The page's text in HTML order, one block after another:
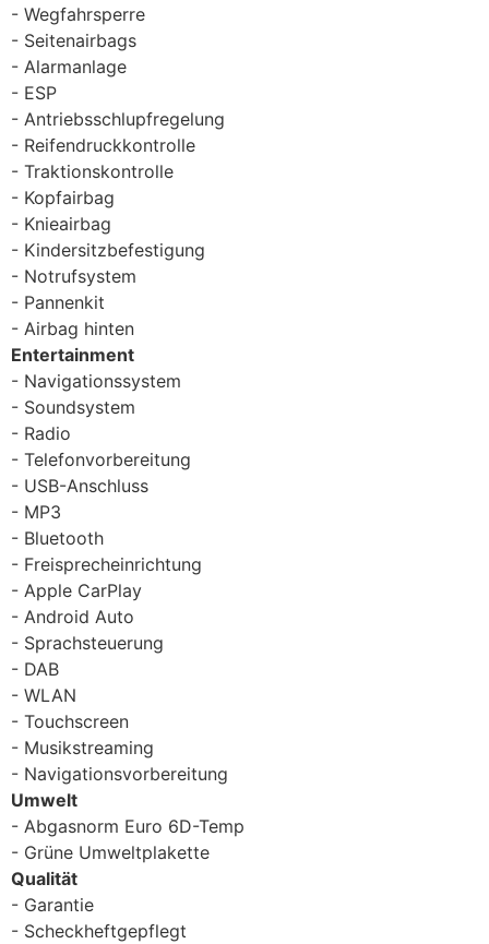
Wegfahrsperre
Seitenairbags
Alarmanlage
ESP
Antriebsschlupfregelung
Reifendruckkontrolle
Traktionskontrolle
Kopfairbag
Knieairbag
Kindersitzbefestigung
Notrufsystem
Pannenkit
Airbag hinten
Entertainment
Navigationssystem
Soundsystem
Radio
Telefonvorbereitung
USB-Anschluss
MP3
Bluetooth
Freisprecheinrichtung
Apple CarPlay
Android Auto
Sprachsteuerung
DAB
WLAN
Touchscreen
Musikstreaming
Navigationsvorbereitung
Umwelt
Abgasnorm Euro 6D-Temp
Grüne Umweltplakette
Qualität
Garantie
Scheckheftgepflegt